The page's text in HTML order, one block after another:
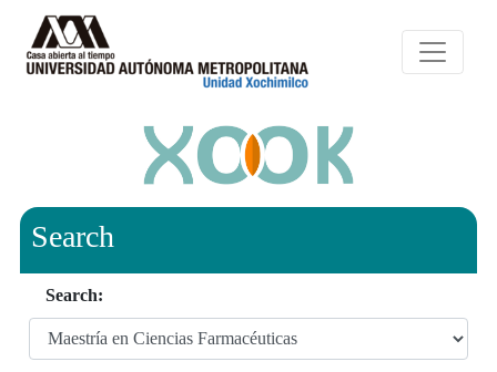
Search
Search: